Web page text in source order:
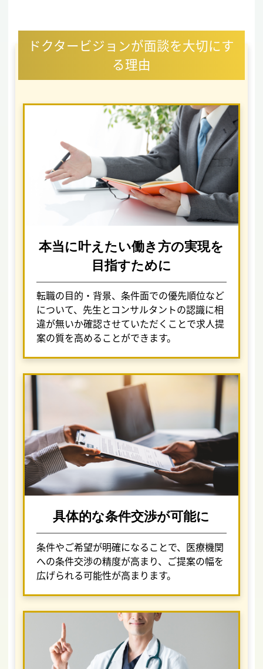
ドクタービジョンが面談を大切にす
る理由
本当に叶えたい働き方の実現を
目指すために
転職の目的・背景、条件面での優先順位など
について、先生とコンサルタントの認識に相
違が無いか確認させていただくことで求人提
案の質を高めることができます。
具体的な条件交渉が可能に
条件やご希望が明確になることで、医療機関
への条件交渉の精度が高まり、ご提案の幅を
広げられる可能性が高まります。